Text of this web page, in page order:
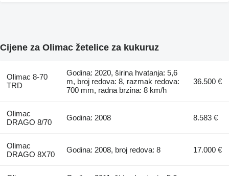
Cijene za Olimac žetelice za kukuruz
Olimac 8-70
TRD
Godina: 2020, širina hvatanja: 5,6
m, broj redova: 8, razmak redova:
700 mm, radna brzina: 8 km/h
36.500 €
Olimac
DRAGO 8/70
Godina: 2008 8.583 €
Olimac
DRAGO 8X70
Godina: 2008, broj redova: 8 17.000 €